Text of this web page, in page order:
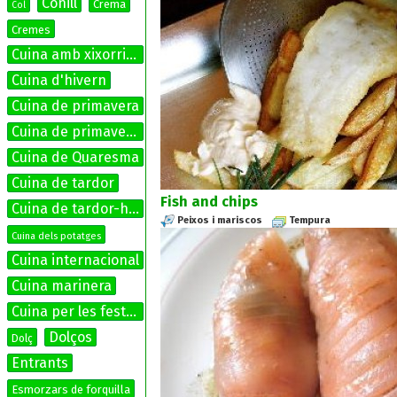
Col
Crema
Cremes
Cuina amb xixorrites
Cuina d'hivern
Cuina de primavera
Cuina de primavera-estiu
Cuina de Quaresma
Cuina de tardor
Cuina de tardor-hivern
Cuina dels potatges
Cuina internacional
Cuina marinera
Cuina per les festes
Dolç
Dolços
Entrants
Esmorzars de forquilla
Fish and chips
Peixos i mariscos Tempura